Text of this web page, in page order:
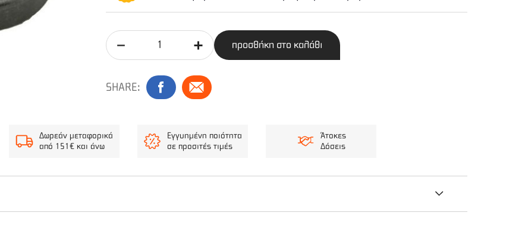
προσθήκη στο καλάθι
SHARE:
Δωρεάν μεταφορικά
από 151€ και άνω
Εγγυημένη ποιότητα
σε προσιτές τιμές
Άτοκες
Δόσεις